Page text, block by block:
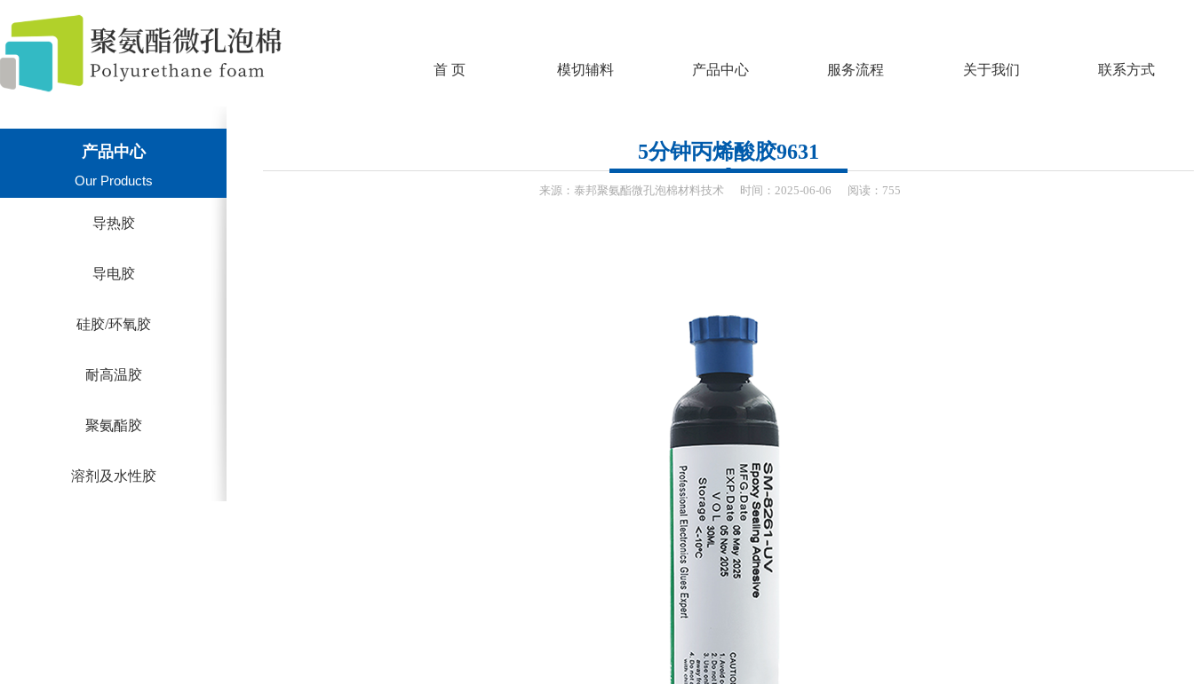
首 页 模切辅料 产品中心 服务流程 关于我们 联系方式
产品中心
Our Products
导热胶
导电胶
硅胶/环氧胶
耐高温胶
聚氨酯胶
溶剂及水性胶
5分钟丙烯酸胶9631
来源： 泰邦聚氨酯微孔泡棉材料技术 时间：2025-06-06 阅读：755